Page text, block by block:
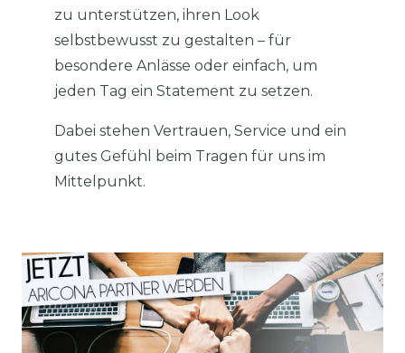
zu unterstützen, ihren Look
selbstbewusst zu gestalten – für
besondere Anlässe oder einfach, um
jeden Tag ein Statement zu setzen.
Dabei stehen Vertrauen, Service und ein
gutes Gefühl beim Tragen für uns im
Mittelpunkt.